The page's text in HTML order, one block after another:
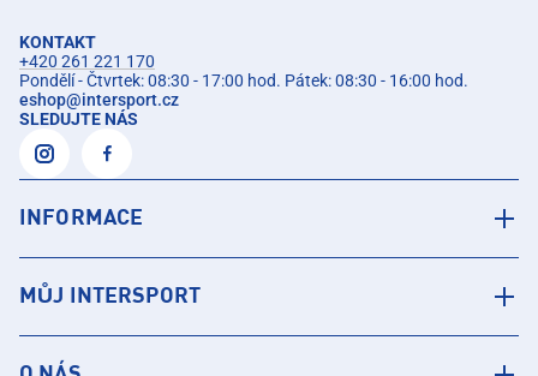
KONTAKT
+420 261 221 170
Pondělí - Čtvrtek: 08:30 - 17:00 hod. Pátek: 08:30 - 16:00 hod.
eshop@intersport.cz
SLEDUJTE NÁS
INFORMACE
MŮJ INTERSPORT